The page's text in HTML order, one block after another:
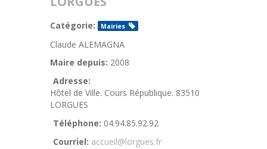
Catégorie: Mairies
Claude ALEMAGNA
Maire depuis: 2008
Adresse:
Hôtel de Ville. Cours République. 83510
LORGUES
Téléphone: 04.94.85.92.92
Courriel: accueil@lorgues.fr